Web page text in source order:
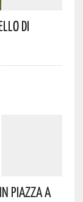
Di
Piazza A